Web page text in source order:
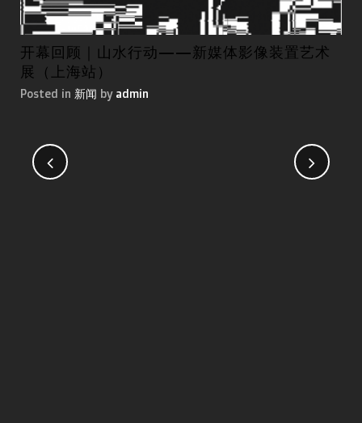
开幕回顾｜山水行动——新媒体影像装置艺术
展（上海站）
Posted in 新闻 by admin